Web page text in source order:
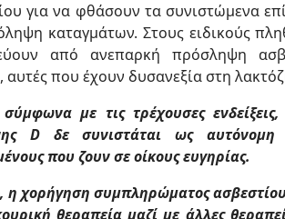
για να φθάσουν τα συνιστώμενα
καταγμάτων. Στους ειδικούς
από ανεπαρκή πρόσληψη
αυτές που έχουν δυσανεξία στη
σύμφωνα με τις τρέχουσες
D δε συνιστάται ως
που ζουν σε οίκους ευγηρίας.
η χορήγηση συμπληρώματος
θεραπεία μαζί με άλλες